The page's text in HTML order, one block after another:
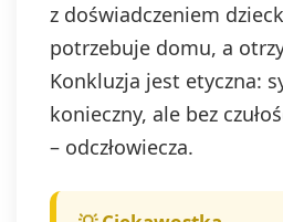
z doświadczeniem
potrzebuje domu, a
Konkluzja jest etyczna:
konieczny, ale bez
– odczłowiecza.